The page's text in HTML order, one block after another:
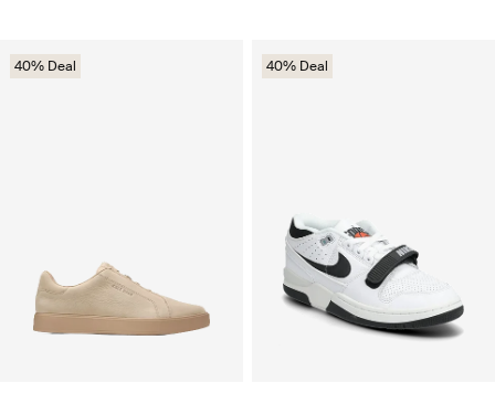
40% Deal 40% Deal